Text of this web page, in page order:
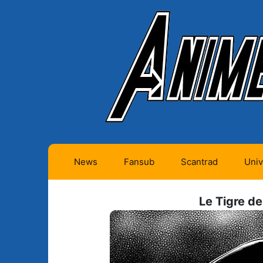
News Fansub
Animes en cours (1)
Animes terminés
(334)
Scantrad
Mangas en cours
(Privés) (4)
Mangas en cours
(Publics) (11)
Le Tigre